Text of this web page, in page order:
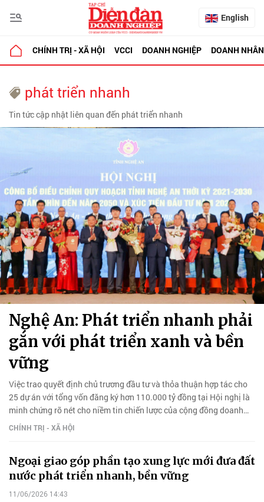
English
CHÍNH TRỊ - XÃ HỘI VCCI DOANH NGHIỆP DOANH NHÂN
phát triển nhanh
Tin tức cập nhật liên quan đến phát triển nhanh
Nghệ An: Phát triển nhanh phải
gắn với phát triển xanh và bền
vững
Việc trao quyết định chủ trương đầu tư và thỏa thuận hợp tác cho
25 dự án với tổng vốn đăng ký hơn 110.000 tỷ đồng tại Hội nghị là
minh chứng rõ nét cho niềm tin chiến lược của cộng đồng doanh
nghiệp vào môi trường đầu tư Nghệ An.
CHÍNH TRỊ - XÃ HỘI
Ngoại giao góp phần tạo xung lực mới đưa đất
nước phát triển nhanh, bền vững
11/06/2026 14:43